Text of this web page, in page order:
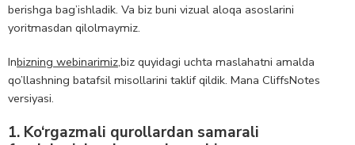
berishga bag’ishladik. Va biz buni vizual aloqa asoslarini
yoritmasdan qilolmaymiz.
Inbizning webinarimiz,biz quyidagi uchta maslahatni amalda
qo’llashning batafsil misollarini taklif qildik. Mana CliffsNotes
versiyasi.
1. Ko‘rgazmali qurollardan samarali